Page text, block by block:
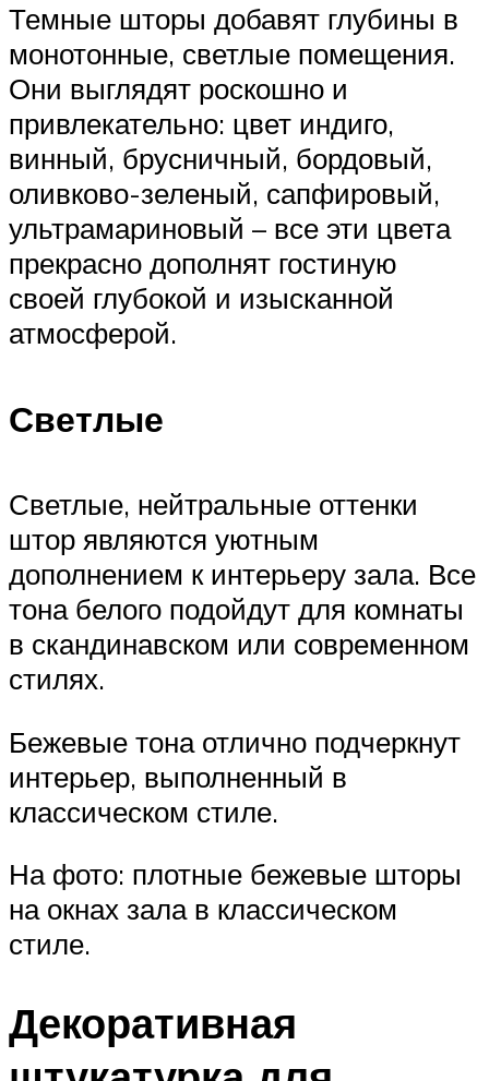
Темные шторы добавят глубины в
монотонные, светлые помещения.
Они выглядят роскошно и
привлекательно: цвет индиго,
винный, брусничный, бордовый,
оливково-зеленый, сапфировый,
ультрамариновый – все эти цвета
прекрасно дополнят гостиную
своей глубокой и изысканной
атмосферой.
Светлые
Светлые, нейтральные оттенки
штор являются уютным
дополнением к интерьеру зала. Все
тона белого подойдут для комнаты
в скандинавском или современном
стилях.
Бежевые тона отлично подчеркнут
интерьер, выполненный в
классическом стиле.
На фото: плотные бежевые шторы
на окнах зала в классическом
стиле.
Декоративная